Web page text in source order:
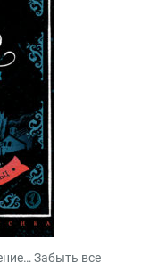
Забыть все